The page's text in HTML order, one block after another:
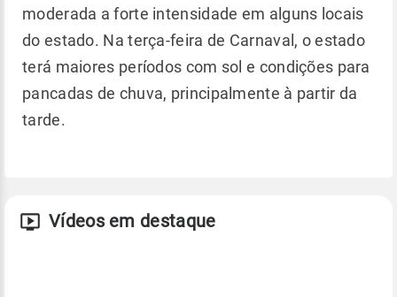
moderada a forte intensidade em alguns locais
do estado. Na terça-feira de Carnaval, o estado
terá maiores períodos com sol e condições para
pancadas de chuva, principalmente à partir da
tarde.
Vídeos em destaque